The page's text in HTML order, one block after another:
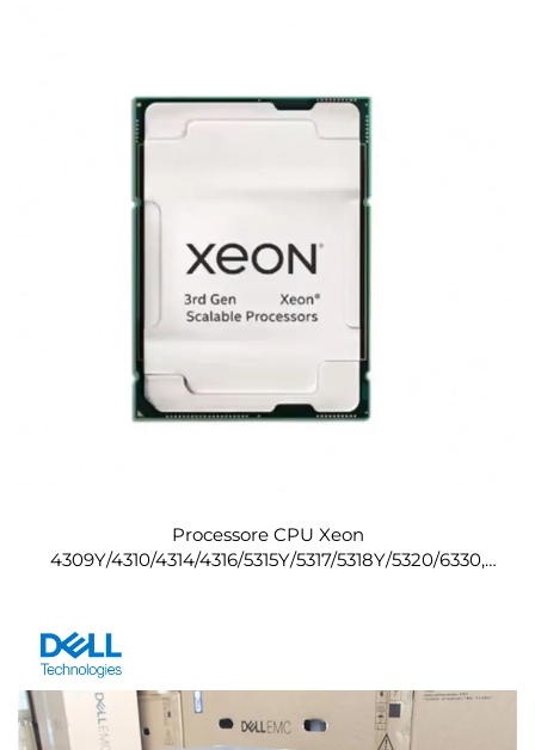
Processore CPU Xeon
4309Y/4310/4314/4316/5315Y/5317/5318Y/5320/6330,